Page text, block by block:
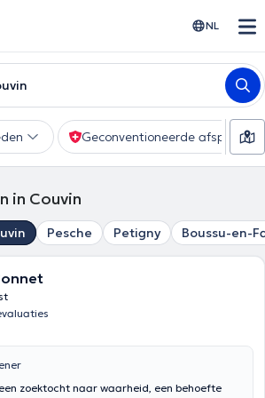
NL
Geconventioneerde afspraak
in Couvin
Pesche Petigny Boussu-en-
zoektocht naar waarheid, een behoefte